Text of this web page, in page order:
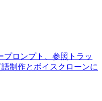
プロンプト、参照トラッ
制作とボイスクローンに